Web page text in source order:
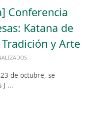
Conferencia
Katana de
y Arte
de octubre, se
J ...